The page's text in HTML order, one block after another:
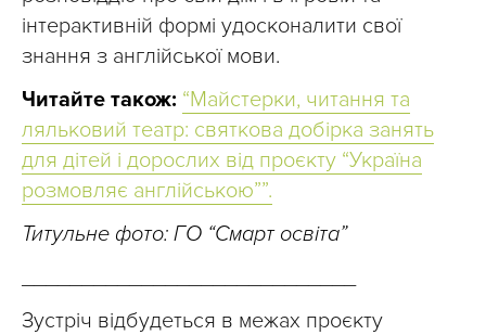
інтерактивній формі удосконалити свої
знання з англійської мови.
Читайте також: “Майстерки, читання та
ляльковий театр: святкова добірка занять
для дітей і дорослих від проєкту “Україна
розмовляє англійською””.
Титульне фото: ГО “Смарт освіта”
Зустріч відбудеться в межах проєкту